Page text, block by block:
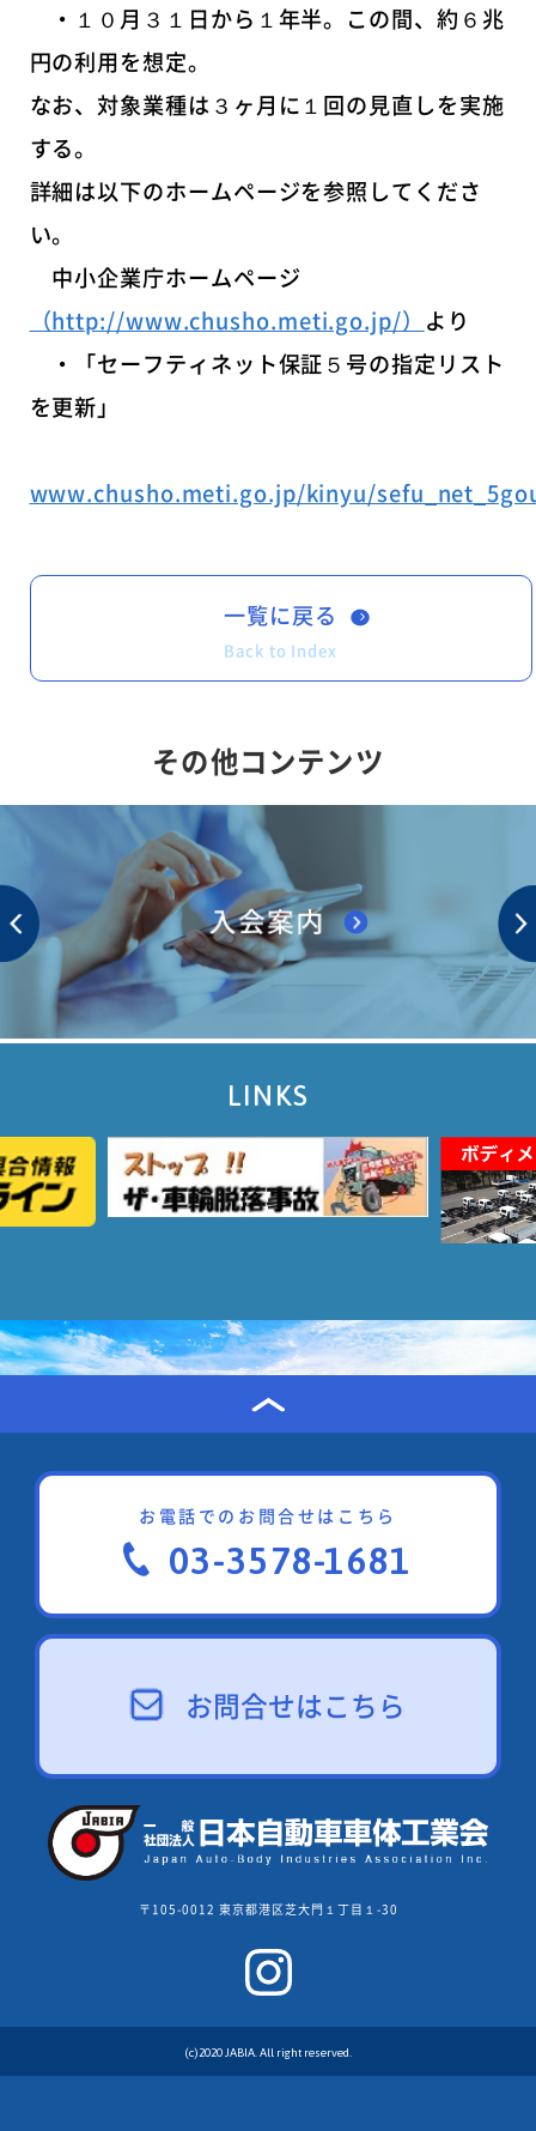
・１０月３１日から１年半。この間、約６兆
円の利用を想定。
なお、対象業種は３ヶ月に１回の見直しを実施
する。
詳細は以下のホームページを参照してくださ
い。
中小企業庁ホームページ
（http://www.chusho.meti.go.jp/） より
・「セーフティネット保証５号の指定リスト
を更新」
www.chusho.meti.go.jp/kinyu/
一覧に戻る
Back to Index
その他コンテンツ
LINKS
お電話でのお問合せはこちら
03-3578-1681
お問合せはこちら
〒105-0012 東京都港区芝大門１丁目１-30
(c)2020 JABIA. All right reserved.